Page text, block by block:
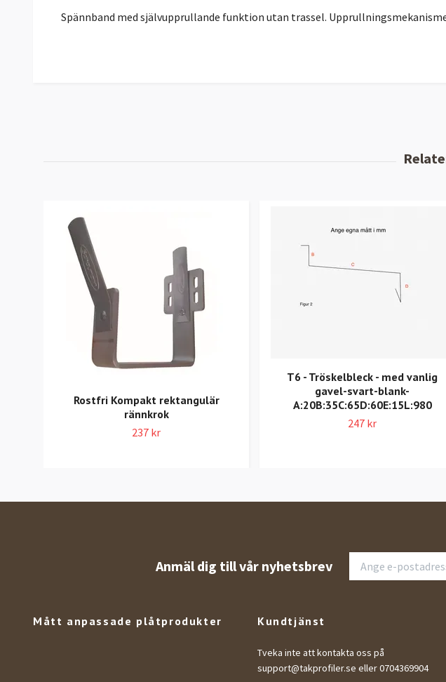
Spännband med självupprullande funktion utan trassel.
Rostfri Kompakt rektangulär
rännkrok
237 kr
T6 - Tröskelbleck - med vanlig
gavel-svart-blank-
A:20B:35C:65D:60E:15L:980
247 kr
Anmäl dig till vår nyhetsbrev
Mått anpassade plåtprodukter Kundtjänst
Tveka inte att kontakta oss på
support@takprofiler.se eller 0704369904